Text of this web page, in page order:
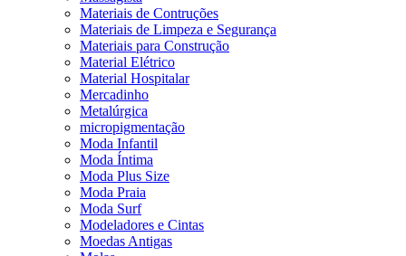
Materiais de Contruções
Materiais de Limpeza e Segurança
Materiais para Construção
Material Elétrico
Material Hospitalar
Mercadinho
Metalúrgica
micropigmentação
Moda Infantil
Moda Íntima
Moda Plus Size
Moda Praia
Moda Surf
Modeladores e Cintas
Moedas Antigas